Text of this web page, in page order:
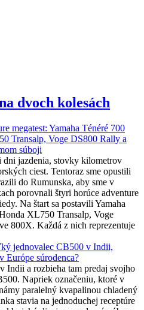
dvoch kolesách
megatest: Yamaha Ténéré 700
Transalp, Voge DS800 Rally a
súboji
dni jazdenia, stovky kilometrov
ciest. Tentoraz sme opustili
do Rumunska, aby sme v
porovnali štyri horúce adventure
Na štart sa postavili Yamaha
XL750 Transalp, Voge
800X. Každá z nich reprezentuje
jednovalec CB500 v Indii,
Európe súrodenca?
Indii a rozbieha tam predaj svojho
Napriek označeniu, ktoré v
paralelný kvapalinou chladený
stavia na jednoduchej receptúre